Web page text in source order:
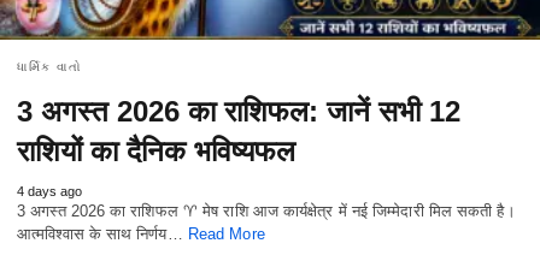
ધાર્મિક વાતો
3 अगस्त 2026 का राशिफल: जानें सभी 12
राशियों का दैनिक भविष्यफल
4 days ago
3 अगस्त 2026 का राशिफल ♈ मेष राशि आज कार्यक्षेत्र में नई जिम्मेदारी मिल सकती है।
आत्मविश्वास के साथ निर्णय…
Read More